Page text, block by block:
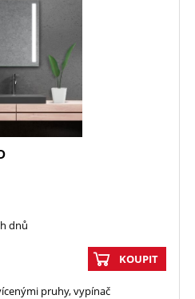
dnů
KOUPIT
pruhy, vypínač